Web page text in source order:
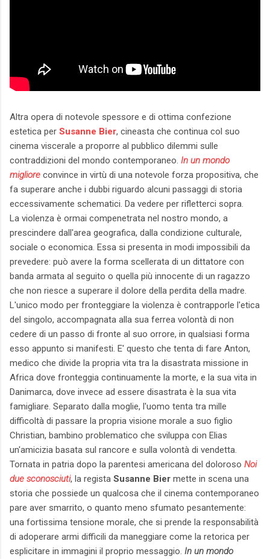
Altra opera di notevole spessore e di ottima confezione
estetica per Susanne Bier, cineasta che continua col suo
cinema viscerale a proporre al pubblico dilemmi sulle
contraddizioni del mondo contemporaneo. In un mondo
migliore convince in virtù di una notevole forza propositiva, che
fa superare anche i dubbi riguardo alcuni passaggi di storia
eccessivamente schematici. Da vedere per rifletterci sopra.
La violenza è ormai compenetrata nel nostro mondo, a
prescindere dall'area geografica, dalla condizione culturale,
sociale o economica. Essa si presenta in modi impossibili da
prevedere: può avere la forma scellerata di un dittatore con
banda armata al seguito o quella più innocente di un ragazzo
che non riesce a superare il dolore della perdita della madre.
L'unico modo per fronteggiare la violenza è contrapporle l'etica
del singolo, accompagnata alla sua ferrea volontà di non
cedere di un passo di fronte al suo orrore, in qualsiasi forma
esso appunto si manifesti. E' questo che tenta di fare Anton,
medico che divide la propria vita tra la disastrata missione in
Africa dove fronteggia continuamente la morte, e la sua vita in
Danimarca, dove invece ad essere disastrata è la sua vita
famigliare. Separato dalla moglie, l'uomo tenta tra mille
difficoltà di passare la propria visione morale a suo figlio
Christian, bambino problematico che sviluppa con Elias
un'amicizia basata sul rancore e sulla volontà di vendetta.
Tornata in patria dopo la parentesi americana del doloroso Noi
due sconosciuti, la regista Susanne Bier mette in scena una
storia che possiede un qualcosa che il cinema contemporaneo
pare aver smarrito, o quanto meno sfumato pesantemente:
una fortissima tensione morale, che si prende la responsabilità
di adoperare armi difficili da maneggiare come la retorica per
esplicitare in immagini il proprio messaggio. In un mondo